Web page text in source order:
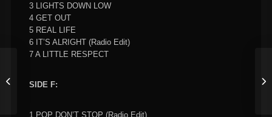
3 LIGHTS DOWN LOW
4 GET OUT
5 REAL LIFE
6 IT’S ALRIGHT (Radio Edit)
7 A LITTLE RESPECT
SIDE F:
1 POP DON’T STOP (Radio Edit)